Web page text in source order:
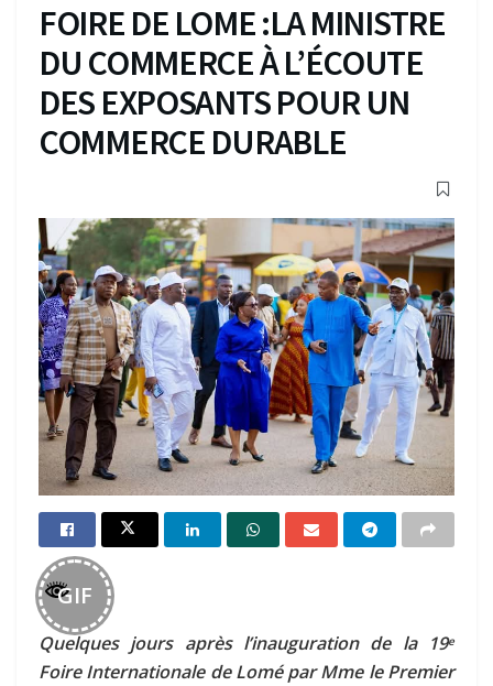
FOIRE DE LOME :LA MINISTRE
DU COMMERCE À L’ÉCOUTE
DES EXPOSANTS POUR UN
COMMERCE DURABLE
GIF
Quelques jours après l’inauguration de la 19e
Foire Internationale de Lomé par Mme le Premier